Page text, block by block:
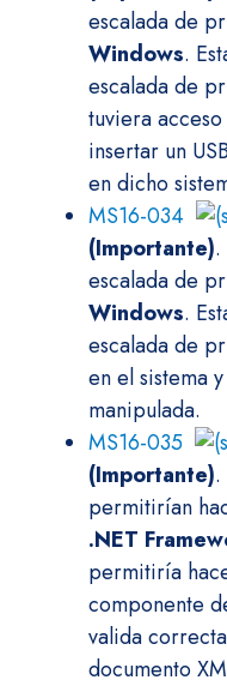
escalada de
Windows.
escalada de
tuviera
insertar un
en dicho
MS16-034
(Importante).
escalada de
Windows.
escalada de
en el sistema
manipulada.
MS16-035
(Importante).
permitirían
.NET
permitiría
componente
valida
documento